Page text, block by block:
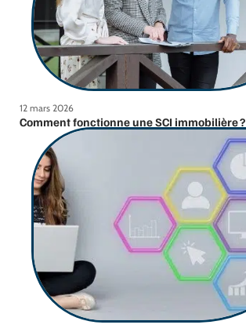
12 mars 2026
Comment fonctionne une SCI immobilière ?